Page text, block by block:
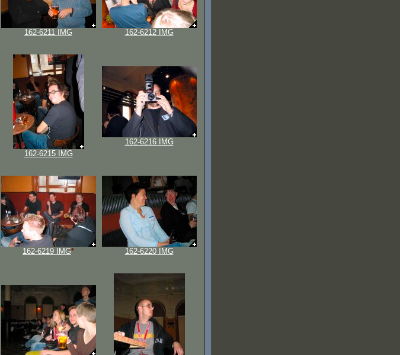
162-6211 IMG 162-6212 IMG
162-6215 IMG
162-6216 IMG
162-6219 IMG* 162-6220 IMG